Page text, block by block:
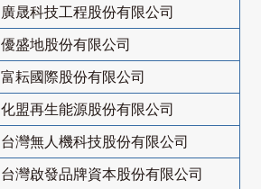
廣晟科技工程股份有限公司
優盛地股份有限公司
富耘國際股份有限公司
化盟再生能源股份有限公司
台灣無人機科技股份有限公司
台灣啟發品牌資本股份有限公司